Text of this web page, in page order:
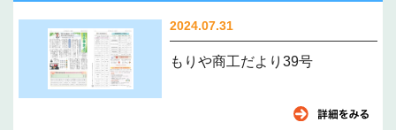
2024.07.31
もりや商工だより39号